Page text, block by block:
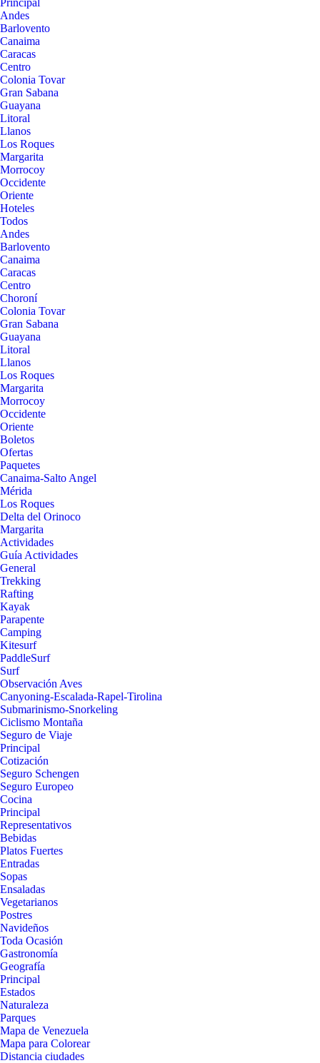
Principal
Andes
Barlovento
Canaima
Caracas
Centro
Colonia Tovar
Gran Sabana
Guayana
Litoral
Llanos
Los Roques
Margarita
Morrocoy
Occidente
Oriente
Hoteles
Todos
Andes
Barlovento
Canaima
Caracas
Centro
Choroní
Colonia Tovar
Gran Sabana
Guayana
Litoral
Llanos
Los Roques
Margarita
Morrocoy
Occidente
Oriente
Boletos
Ofertas
Paquetes
Canaima-Salto Angel
Mérida
Los Roques
Delta del Orinoco
Margarita
Actividades
Guía Actividades
General
Trekking
Rafting
Kayak
Parapente
Camping
Kitesurf
PaddleSurf
Surf
Observación Aves
Canyoning-Escalada-Rapel-Tirolina
Submarinismo-Snorkeling
Ciclismo Montaña
Seguro de Viaje
Principal
Cotización
Seguro Schengen
Seguro Europeo
Cocina
Principal
Representativos
Bebidas
Platos Fuertes
Entradas
Sopas
Ensaladas
Vegetarianos
Postres
Navideños
Toda Ocasión
Gastronomía
Geografía
Principal
Estados
Naturaleza
Parques
Mapa de Venezuela
Mapa para Colorear
Distancia ciudades